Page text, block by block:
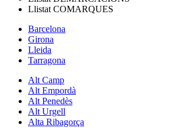
Llistat COMARQUES
Barcelona
Girona
Lleida
Tarragona
Alt Camp
Alt Empordà
Alt Penedès
Alt Urgell
Alta Ribagorça